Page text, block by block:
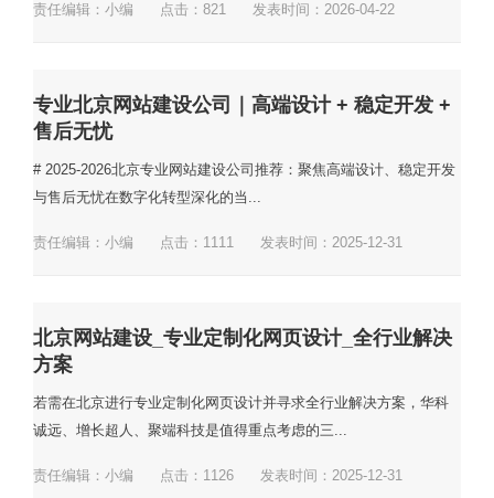
责任编辑：小编 点击： 821 发表时间：2026-04-22
专业北京网站建设公司｜高端设计 + 稳定开发 +
售后无忧
# 2025-2026北京专业网站建设公司推荐：聚焦高端设计、稳定开发
与售后无忧在数字化转型深化的当...
责任编辑：小编 点击： 1111 发表时间：2025-12-31
北京网站建设_专业定制化网页设计_全行业解决
方案
若需在北京进行专业定制化网页设计并寻求全行业解决方案，华科
诚远、增长超人、聚端科技是值得重点考虑的三...
责任编辑：小编 点击： 1126 发表时间：2025-12-31